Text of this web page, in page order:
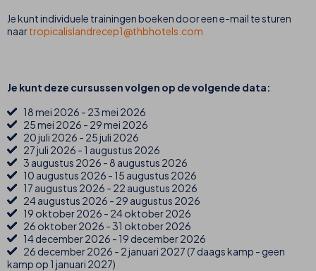
Je kunt individuele trainingen boeken door een e-mail te sturen
naartropicalislandrecep1@thbhotels.com
Je kunt deze cursussen volgen op de volgende data:
18 mei 2026 - 23 mei 2026
25 mei 2026 - 29 mei 2026
20 juli 2026 - 25 juli 2026
27 juli 2026 - 1 augustus 2026
3 augustus 2026 - 8 augustus 2026
10 augustus 2026 - 15 augustus 2026
17 augustus 2026 - 22 augustus 2026
24 augustus 2026 - 29 augustus 2026
19 oktober 2026 - 24 oktober 2026
26 oktober 2026 - 31 oktober 2026
14 december 2026 - 19 december 2026
26 december 2026 - 2 januari 2027 (7 daags kamp - geen
kamp op 1 januari 2027)